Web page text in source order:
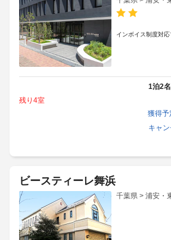
インボイス制度対応
1泊2
残り4室
獲得予
キャ
ビースティーレ舞浜
千葉県 > 浦安・